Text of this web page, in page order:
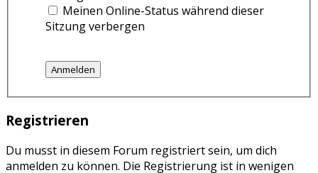
Meinen Online-Status während dieser
Sitzung verbergen
Registrieren
Du musst in diesem Forum registriert sein, um dich
anmelden zu können. Die Registrierung ist in wenigen